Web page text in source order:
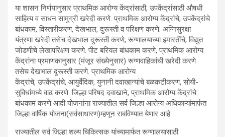
या शासन निर्णयानुसार प्राथमिक आरोग्य केंद्रांसाठी, उपकेंद्रांसाठी औषधी
साहित्य व साधन सामुग्री खरेदी करणे. प्राथमिक आरोग्य केंद्रांचे, उपकेंद्रांचे
बांधकाम, विस्तारीकरण, देखभाल, दुरूस्ती व परिक्षण करणे. अग्न‍िसुरक्षा
यंत्रणा खरेदी तसेच देखभाल दुरूस्ती करणे, रूग्णालयाच्या इमारतींचे, विद्युत
जोडणीचे लेखापरिक्षण करणे. पीट बरियल बांधकाम करणे, प्राथमिक आरोग्य
केंद्रांना प्रमाणकानुसार (मंजूर संख्येनुसार) रूग्णवाहिकांची खरेदी करणे
तसेच देखभाल दुरूस्ती करणे. प्राथमिक आरोग्य
केंद्रांचे, उपकेंद्रांचे, आयुर्वेदिक, युनानी दवाखान्यांचे बळकटीकरण, सोयी-
सुविधांमध्ये वाढ करणे. जिल्हा परिषद दवाखाने, प्राथमिक आरोग्य केंद्रांचे
बांधकाम करणे आदी योजनांना राज्यातील सर्व जिल्हा आरोग्य अधिकाऱ्यांमार्फत
जिल्हा वार्षिक योजना(सर्वसाधारण)म्हणून राबविण्यात येणार आहे.
राज्यातील सर्व जिल्हा शल्य चिकित्सक यांच्यामार्फत रूग्णालयासाठी